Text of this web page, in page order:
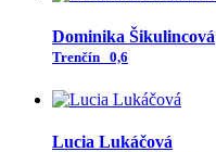
Dominika Šikulincová
Trenčín 0,6
Lucia Lukáčová